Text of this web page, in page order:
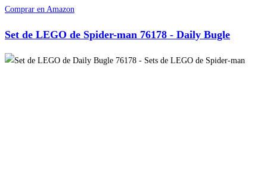
Comprar en Amazon
Set de LEGO de Spider-man 76178 - Daily Bugle